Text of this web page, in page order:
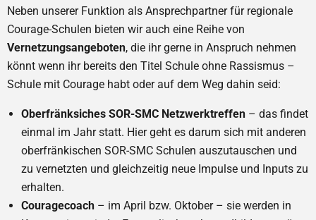
Neben unserer Funktion als Ansprechpartner für regionale
Courage-Schulen bieten wir auch eine Reihe von
Vernetzungsangeboten, die ihr gerne in Anspruch nehmen
könnt wenn ihr bereits den Titel Schule ohne Rassismus –
Schule mit Courage habt oder auf dem Weg dahin seid:
Oberfränksiches SOR-SMC Netzwerktreffen – das findet
einmal im Jahr statt. Hier geht es darum sich mit anderen
oberfränkischen SOR-SMC Schulen auszutauschen und
zu vernetzten und gleichzeitig neue Impulse und Inputs zu
erhalten.
Couragecoach – im April bzw. Oktober – sie werden in